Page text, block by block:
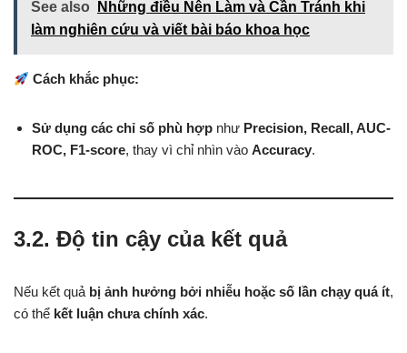
See also
Những điều Nên Làm và Cần Tránh khi
làm nghiên cứu và viết bài báo khoa học
Cách khắc phục:
Sử dụng các chỉ số phù hợp như Precision, Recall, AUC-
ROC, F1-score, thay vì chỉ nhìn vào Accuracy.
3.2. Độ tin cậy của kết quả
Nếu kết quả bị ảnh hưởng bởi nhiễu hoặc số lần chạy quá ít,
có thể kết luận chưa chính xác.